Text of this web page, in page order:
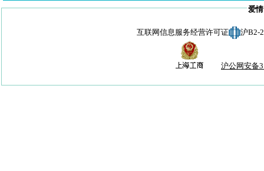
爱
互联网信息服务经营许可证 沪B2-
沪公网安备